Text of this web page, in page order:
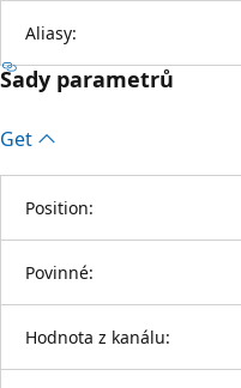
Aliasy:
Sady parametrů
Get
Position:
Povinné:
Hodnota z kanálu: